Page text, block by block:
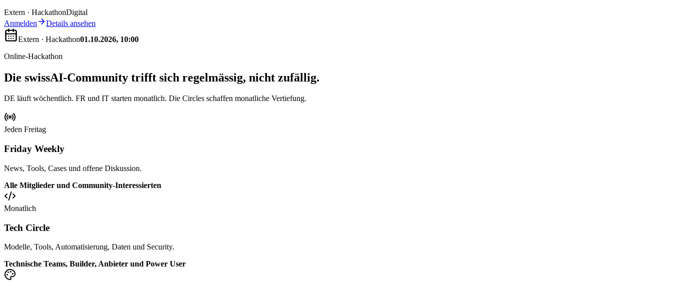
Extern · HackathonDigital
Anmelden
Details ansehen
Extern · Hackathon01.10.2026, 10:00
Online-Hackathon
Die swissAI-Community trifft sich regelmässig, nicht zufällig.
DE läuft wöchentlich. FR und IT starten monatlich. Die Circles schaffen monatliche Vertiefung.
Jeden Freitag
Friday Weekly
News, Tools, Cases und offene Diskussion.
Alle Mitglieder und Community-Interessierten
Monatlich
Tech Circle
Modelle, Tools, Automatisierung, Daten und Security.
Technische Teams, Builder, Anbieter und Power User